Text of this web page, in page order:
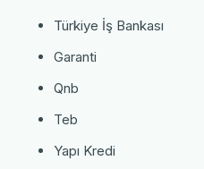
Türkiye İş Bankası
Garanti
Qnb
Teb
Yapı Kredi